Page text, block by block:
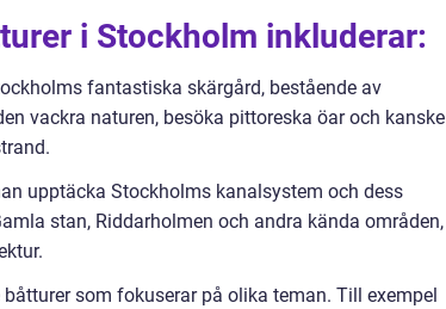
i Stockholm inkluderar:
fantastiska skärgård, bestående av
vackra naturen, besöka pittoreska öar och kanske
upptäcka Stockholms kanalsystem och dess
stan, Riddarholmen och andra kända områden,
som fokuserar på olika teman. Till exempel